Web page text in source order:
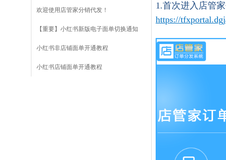
欢迎使用店管家分销代发！
【重要】小红书新版电子面单切换通知
小红书非店铺面单开通教程
小红书店铺面单开通教程
1.首次进入店管
https://